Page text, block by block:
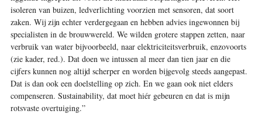
isoleren van buizen, ledverlichting voorzien met sensoren, dat soort
zaken. Wij zijn echter verdergegaan en hebben advies ingewonnen bij
specialisten in de brouwwereld. We wilden grotere stappen zetten, naar
verbruik van water bijvoorbeeld, naar elektriciteitsverbruik, enzovoorts
(zie kader, red.). Dat doen we intussen al meer dan tien jaar en die
cijfers kunnen nog altijd scherper en worden bijgevolg steeds aangepast.
Dat is dan ook een doelstelling op zich. En we gaan ook niet elders
compenseren. Sustainability, dat moet hiér gebeuren en dat is mijn
rotsvaste overtuiging.”